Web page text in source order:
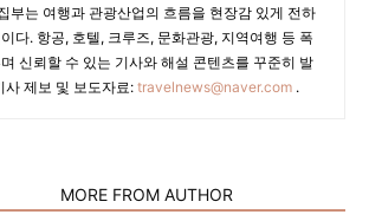
부는 여행과 관광산업의 흐름을 현장감 있게 전하
다. 항공, 호텔, 크루즈, 문화관광, 지역여행 등 폭
신뢰할 수 있는 기사와 해설 콘텐츠를 꾸준히 발
사 제보 및 보도자료: travelnews@naver.com.
MORE FROM AUTHOR